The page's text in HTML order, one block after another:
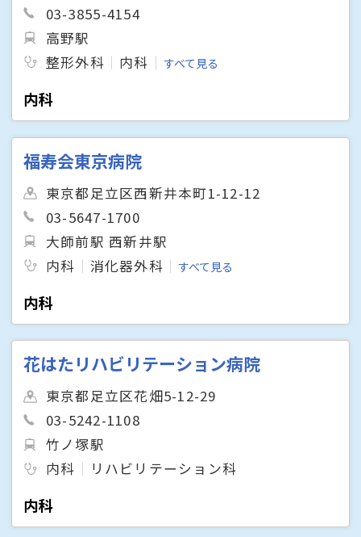
03-3855-4154
高野駅
整形外科
内科 すべて見る
内科
福寿会東京病院
東京都足立区西新井本町1-12-12
03-5647-1700
大師前駅 西新井駅
内科
消化器外科 すべて見る
内科
花はたリハビリテーション病院
東京都足立区花畑5-12-29
03-5242-1108
竹ノ塚駅
内科
リハビリテーション科
内科